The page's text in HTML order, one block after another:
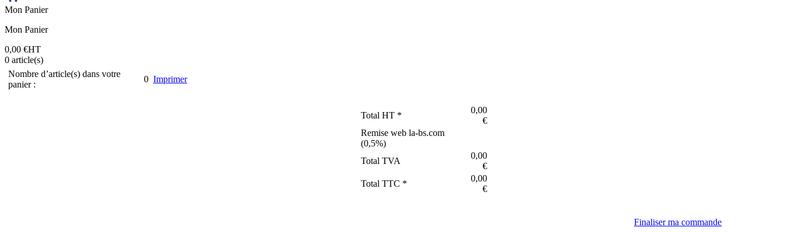
Mon Panier
Mon Panier
0,00 €HT
0 article(s)
Nombre d’article(s) dans votre
panier :
0 Imprimer
Total HT *
0,00
€
Remise web la-bs.com
(0,5%)
Total TVA
0,00
€
Total TTC *
0,00
€
Finaliser ma commande